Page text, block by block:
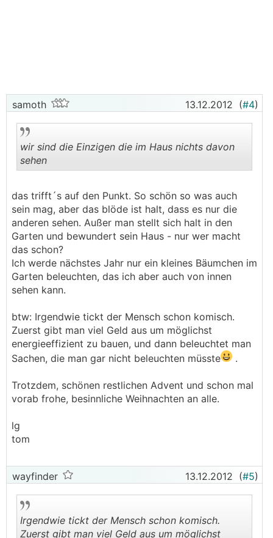
samoth 13.12.2012 (#4)
..
wir sind die Einzigen die im Haus nichts davon
sehen
das trifft´s auf den Punkt. So schön so was auch
sein mag, aber das blöde ist halt, dass es nur die
anderen sehen. Außer man stellt sich halt in den
Garten und bewundert sein Haus - nur wer macht
das schon?
Ich werde nächstes Jahr nur ein kleines Bäumchen im
Garten beleuchten, das ich aber auch von innen
sehen kann.
btw: Irgendwie tickt der Mensch schon komisch.
Zuerst gibt man viel Geld aus um möglichst
energieeffizient zu bauen, und dann beleuchtet man
Sachen, die man gar nicht beleuchten müsste
.
Trotzdem, schönen restlichen Advent und schon mal
vorab frohe, besinnliche Weihnachten an alle.
lg
tom
wayfinder 13.12.2012 (#5)
Irgendwie tickt der Mensch schon komisch.
Zuerst gibt man viel Geld aus um möglichst